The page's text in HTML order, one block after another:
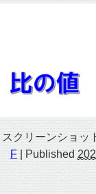
スクリーンショッ
F | Published